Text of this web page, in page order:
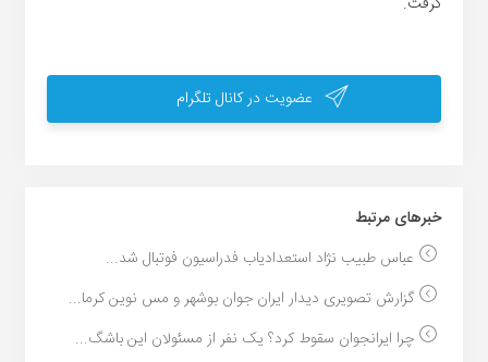
عضویت در کانال تلگرام
خبر‌های مرتبط
عباس طبیب نژاد استعدادیاب فدراسیون فوتبال شد...
گزارش تصویری دیدار ایران جوان بوشهر و مس نوین کرما...
چرا ایرانجوان سقوط کرد؟ یک نفر از مسئولان این باشگ...